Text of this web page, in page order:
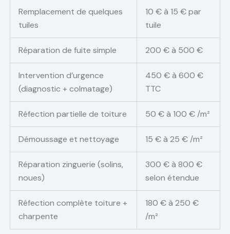
Remplacement de quelques
tuiles
10 € à 15 € par
tuile
Réparation de fuite simple 200 € à 500 €
Intervention d’urgence
(diagnostic + colmatage)
450 € à 600 €
TTC
Réfection partielle de toiture 50 € à 100 € /m²
Démoussage et nettoyage 15 € à 25 € /m²
Réparation zinguerie (solins,
noues)
300 € à 800 €
selon étendue
Réfection complète toiture +
charpente
180 € à 250 €
/m²